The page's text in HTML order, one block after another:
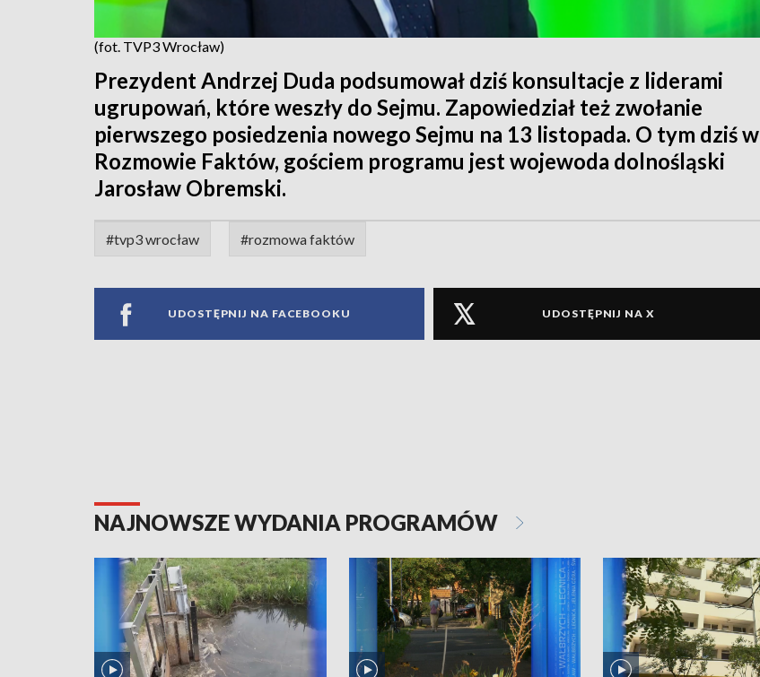
(fot. TVP3 Wrocław)
Prezydent Andrzej Duda podsumował dziś konsultacje z liderami
ugrupowań, które weszły do Sejmu. Zapowiedział też zwołanie
pierwszego posiedzenia nowego Sejmu na 13 listopada. O tym dziś w
Rozmowie Faktów, gościem programu jest wojewoda dolnośląski
Jarosław Obremski.
#tvp3 wrocław #rozmowa faktów
UDOSTĘPNIJ NA FACEBOOKU UDOSTĘPNIJ NA X
NAJNOWSZE WYDANIA PROGRAMÓW